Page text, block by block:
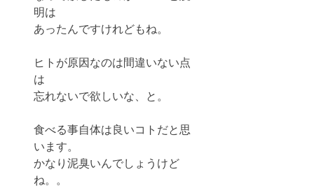
明は
あったんですけれどもね。
ヒトが原因なのは間違いない点
は
忘れないで欲しいな、と。
食べる事自体は良いコトだと思
います。
かなり泥臭いんでしょうけど
ね。。